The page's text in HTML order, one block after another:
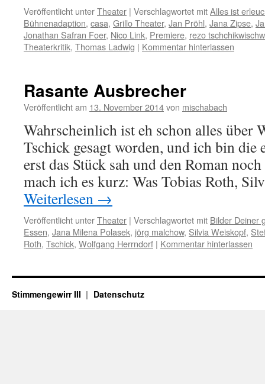
Veröffentlicht unterTheater | Verschlagwortet mitAlles ist
Bühnenadaption, casa, Grillo Theater, Jan Pröhl, Jana Zipse,
Jonathan Safran Foer, Nico Link, Premiere, rezo
Theaterkritik, Thomas Ladwig | Kommentar hinterlassen
Rasante Ausbrecher
Veröffentlicht am 13. November 2014von mischabach
Wahrscheinlich ist eh schon alles über
Tschick gesagt worden, und ich bin
erst das Stück sah und den Roman
mach ich es kurz: Was Tobias Roth,
Weiterlesen →
Veröffentlicht unterTheater | Verschlagwortet mit Bilder Deiner
Essen, Jana Milena Polasek, jörg malchow, Silvia Weiskopf,
Roth, Tschick, Wolfgang Herrndorf | Kommentar hinterlassen
Stimmengewirr III Datenschutz